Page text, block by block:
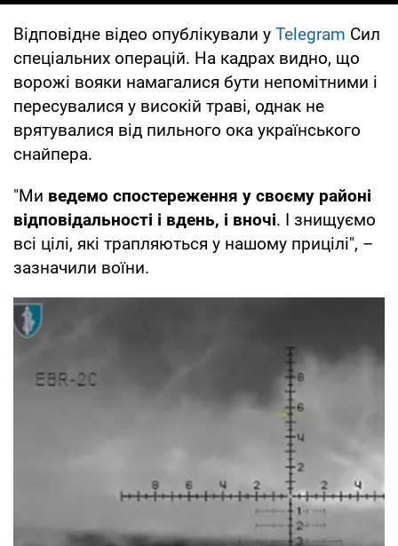
Відповідне відео опублікували у Telegram Сил
спеціальних операцій. На кадрах видно, що
ворожі вояки намагалися бути непомітними і
пересувалися у високій траві, однак не
врятувалися від пильного ока українського
снайпера.
"Ми ведемо спостереження у своєму районі
відповідальності і вдень, і вночі. І знищуємо
всі цілі, які трапляються у нашому прицілі", –
зазначили воїни.